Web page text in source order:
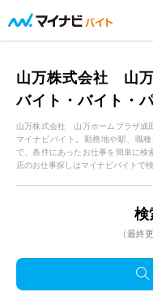
山万株式会社 山
バイト・バイト・
山万株式会社 山万ホームプラザ成
マイナビバイト。勤務地や駅、職
で、条件にあったお仕事を簡単に
店のお仕事探しはマイナビバイトで検
検
（最終